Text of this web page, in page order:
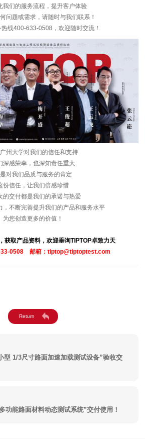
我们的服务流程，提升客户体验
问题或需求，请随时与我们联系！
线400-633-0508，欢迎随时交流！
州大学对我们的信任和支持
深感荣幸，也深知责任重大
对我们品质与服务的肯定
份信任，让我们倍感珍惜
的交付都是我们的承诺与热爱
，不断完善提升我们的产品和服务水平
为您创造更多的价值！
获取产品资料，欢迎垂询TIPTOP卓致力天
0508 邮箱：tiptop@tiptoptest.com
型 1/3尺寸路面加速加载测试设备”验收交
功能路面材料动态测试系统”交付使用！